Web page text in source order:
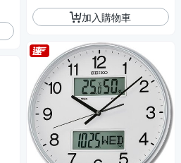
加入購物車